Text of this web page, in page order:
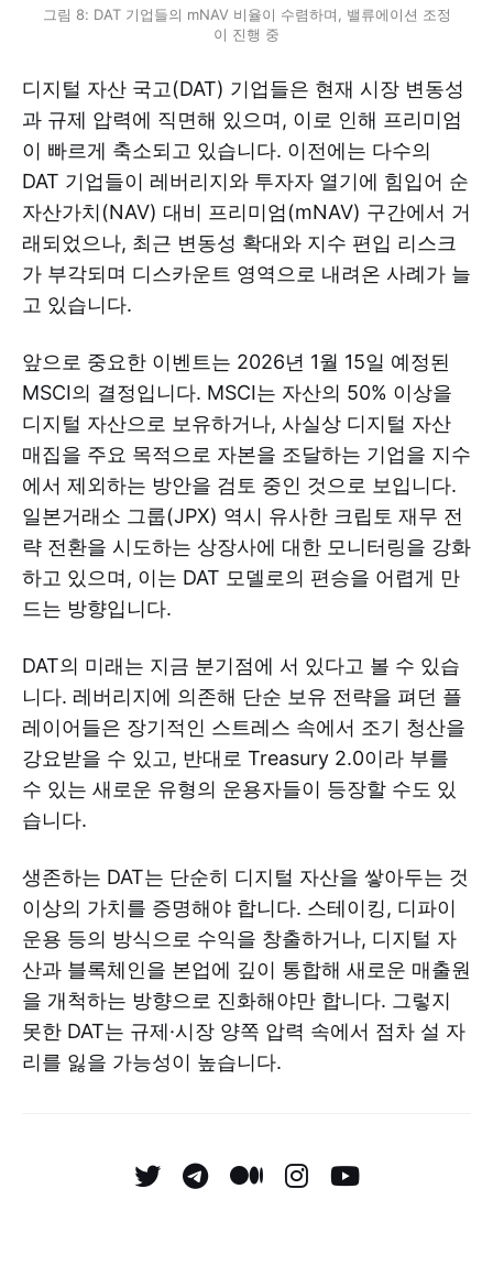
그림 8: DAT 기업들의 mNAV 비율이 수렴하며, 밸류에이션 조정
이 진행 중
디지털 자산 국고(DAT) 기업들은 현재 시장 변동성
과 규제 압력에 직면해 있으며, 이로 인해 프리미엄
이 빠르게 축소되고 있습니다. 이전에는 다수의
DAT 기업들이 레버리지와 투자자 열기에 힘입어 순
자산가치(NAV) 대비 프리미엄(mNAV) 구간에서 거
래되었으나, 최근 변동성 확대와 지수 편입 리스크
가 부각되며 디스카운트 영역으로 내려온 사례가 늘
고 있습니다.
앞으로 중요한 이벤트는 2026년 1월 15일 예정된
MSCI의 결정입니다. MSCI는 자산의 50% 이상을
디지털 자산으로 보유하거나, 사실상 디지털 자산
매집을 주요 목적으로 자본을 조달하는 기업을 지수
에서 제외하는 방안을 검토 중인 것으로 보입니다.
일본거래소 그룹(JPX) 역시 유사한 크립토 재무 전
략 전환을 시도하는 상장사에 대한 모니터링을 강화
하고 있으며, 이는 DAT 모델로의 편승을 어렵게 만
드는 방향입니다.
DAT의 미래는 지금 분기점에 서 있다고 볼 수 있습
니다. 레버리지에 의존해 단순 보유 전략을 펴던 플
레이어들은 장기적인 스트레스 속에서 조기 청산을
강요받을 수 있고, 반대로 Treasury 2.0이라 부를
수 있는 새로운 유형의 운용자들이 등장할 수도 있
습니다.
생존하는 DAT는 단순히 디지털 자산을 쌓아두는 것
이상의 가치를 증명해야 합니다. 스테이킹, 디파이
운용 등의 방식으로 수익을 창출하거나, 디지털 자
산과 블록체인을 본업에 깊이 통합해 새로운 매출원
을 개척하는 방향으로 진화해야만 합니다. 그렇지
못한 DAT는 규제·시장 양쪽 압력 속에서 점차 설 자
리를 잃을 가능성이 높습니다.